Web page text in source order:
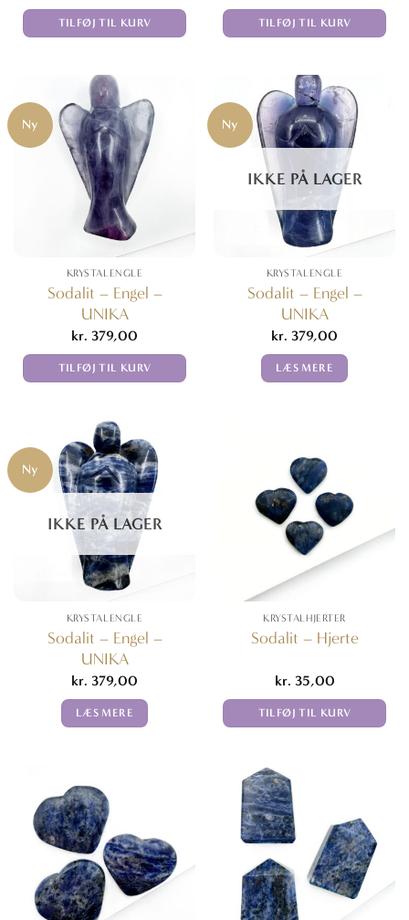
TILFØJ TIL KURV TILFØJ TIL KURV
Ny
KRYSTALENGLE
Sodalit – Engel –
UNIKA
kr. 379,00
TILFØJ TIL KURV
Ny
IKKE PÅ LAGER
KRYSTALENGLE
Sodalit – Engel –
UNIKA
kr. 379,00
LÆS MERE
Ny
IKKE PÅ LAGER
KRYSTALENGLE
Sodalit – Engel –
UNIKA
kr. 379,00
LÆS MERE
KRYSTALHJERTER
Sodalit – Hjerte
kr. 35,00
TILFØJ TIL KURV